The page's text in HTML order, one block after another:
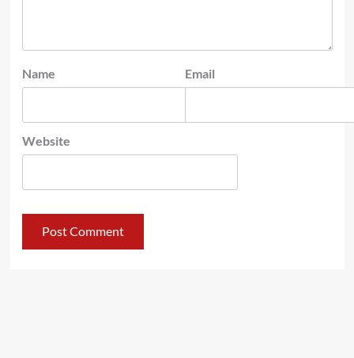
Name Email
Website